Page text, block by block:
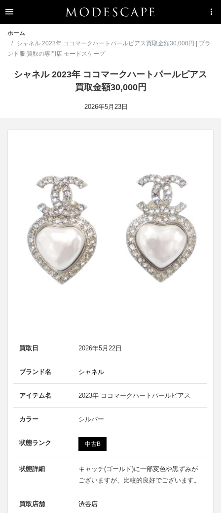
ホーム
シャネル 2023年 ココマークハートパールピアス買取金額30,000円 | ブラ
ンド服 買取の専門店 モードスケープ
シャネル 2023年 ココマークハートパールピアス
買取金額30,000円
2026年5月23日
買取日 2026年5月22日
ブランド名 シャネル
アイテム名 2023年 ココマークハートパールピアス
カラー シルバー
状態ランク 中古B
状態詳細
キャッチ(ゴールド)に一部変色や黒ずみが
ございますが、比較的良好でございます。
買取店舗 渋谷店